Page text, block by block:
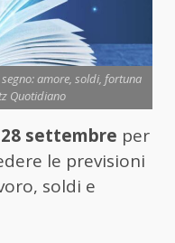
amore, soldi, fortuna
Quotidiano
28 settembre per
le previsioni
soldi e